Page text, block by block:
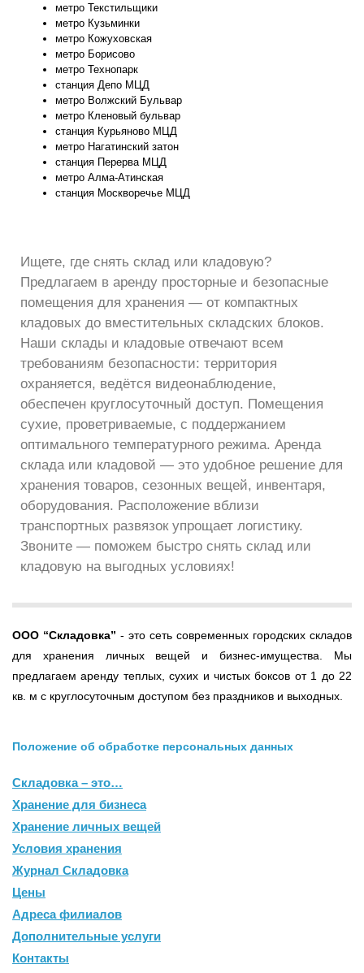
метро Текстильщики
метро Кузьминки
метро Кожуховская
метро Борисово
метро Технопарк
станция Депо МЦД
метро Волжский Бульвар
метро Кленовый бульвар
станция Курьяново МЦД
метро Нагатинский затон
станция Перерва МЦД
метро Алма-Атинская
станция Москворечье МЦД
Ищете, где снять склад или кладовую?
Предлагаем в аренду просторные и безопасные
помещения для хранения — от компактных
кладовых до вместительных складских блоков.
Наши склады и кладовые отвечают всем
требованиям безопасности: территория
охраняется, ведётся видеонаблюдение,
обеспечен круглосуточный доступ. Помещения
сухие, проветриваемые, с поддержанием
оптимального температурного режима. Аренда
склада или кладовой — это удобное решение для
хранения товаров, сезонных вещей, инвентаря,
оборудования. Расположение вблизи
транспортных развязок упрощает логистику.
Звоните — поможем быстро снять склад или
кладовую на выгодных условиях!
ООО “Складовка” - это сеть современных городских складов
для хранения личных вещей и бизнес-имущества. Мы
предлагаем аренду теплых, сухих и чистых боксов от 1 до 22
кв. м с круглосуточным доступом без праздников и выходных.
Положение об обработке персональных данных
Складовка – это…
Хранение для бизнеса
Хранение личных вещей
Условия хранения
Журнал Складовка
Цены
Адреса филиалов
Дополнительные услуги
Контакты